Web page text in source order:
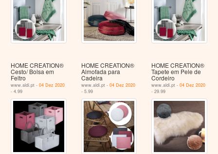
HOME CREATION®
Cesto/ Bolsa em
Feltro
www.aldi.pt -04 Dez 2020
- 4.99
HOME CREATION®
Almofada para
Cadeira
www.aldi.pt - 04 Dez 2020
- 5.99
HOME CREATION®
Tapete em Pele de
Cordeiro
www.aldi.pt -04 Dez 2020
- 29.99